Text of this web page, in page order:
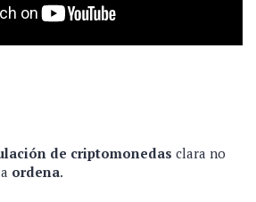
de criptomonedas clara no
ordena.